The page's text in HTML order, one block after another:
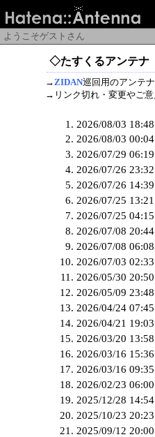
ようこそゲストさん
◇たすくるアンテナ
→ZIDAN巡回用のアンテナ
→リンク切れ・変更やご意見
2026/08/03
2026/08/03
2026/07/29
2026/07/26
2026/07/26
2026/07/25
2026/07/25
2026/07/08
2026/07/08
2026/07/03
2026/05/30
2026/05/09
2026/04/24
2026/04/21
2026/03/20
2026/03/16
2026/03/16
2026/02/23
2025/12/28
2025/10/23
2025/09/12